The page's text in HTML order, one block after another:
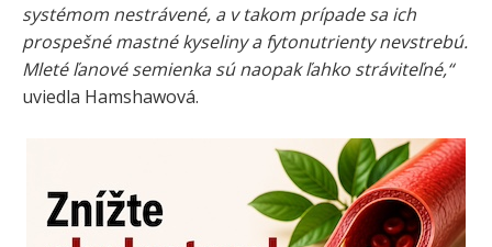
systémom nestrávené, a v takom prípade sa ich
prospešné mastné kyseliny a fytonutrienty nevstrebú.
Mleté ľanové semienka sú naopak ľahko stráviteľné,“
uviedla Hamshawová.